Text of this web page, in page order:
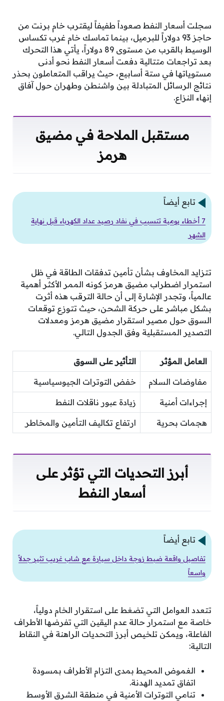
سجلت أسعار النفط صعوداً طفيفاً ليقترب خام برنت من
حاجز 93 دولاراً للبرميل، بينما تماسك خام غرب تكساس
الوسيط بالقرب من مستوى 89 دولاراً، يأتي هذا التحرك
بعد تراجعات متتالية دفعت أسعار النفط نحو أدنى
مستوياتها في ستة أسابيع، حيث يراقب المتعاملون بحذر
نتائج الرسائل المتبادلة بين واشنطن وطهران حول آفاق
إنهاء النزاع.
مستقبل الملاحة في مضيق
هرمز
تابع أيضاً
7 أخطاء يومية تتسبب في نفاد رصيد عداد الكهرباء قبل نهاية
الشهر
تتزايد المخاوف بشأن تأمين تدفقات الطاقة في ظل
استمرار اضطراب مضيق هرمز كونه الممر الأكثر أهمية
عالمياً، وتجدر الإشارة إلى أن حالة الترقب هذه أثرت
بشكل مباشر على حركة الشحن، حيث تتوزع توقعات
السوق حول مصير استقرار مضيق هرمز ومعدلات
التصدير المستقبلية وفق الجدول التالي.
العامل المؤثر التأثير على السوق
مفاوضات السلام خفض التوترات الجيوسياسية
إجراءات أمنية زيادة عبور ناقلات النفط
هجمات بحرية ارتفاع تكاليف التأمين والمخاطر
أبرز التحديات التي تؤثر على
أسعار النفط
تابع أيضاً
تفاصيل واقعة ضبط زوجة داخل سيارة مع شاب غريب تثير جدلاً
واسعاً
تتعدد العوامل التي تضغط على استقرار الخام دولياً،
خاصة مع استمرار حالة عدم اليقين التي تفرضها الأطراف
الفاعلة، ويمكن تلخيص أبرز التحديات الراهنة في النقاط
التالية:
الغموض المحيط بمدى التزام الأطراف بمسودة
اتفاق تمديد الهدنة.
تنامي التوترات الأمنية في منطقة الشرق الأوسط